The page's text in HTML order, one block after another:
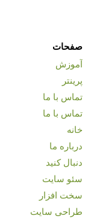
صفحات
آموزش
پرینتر
تماس با ما
تماس با ما
خانه
درباره ما
دنبال کنید
سئو سایت
سخت افزار
طراحی سایت